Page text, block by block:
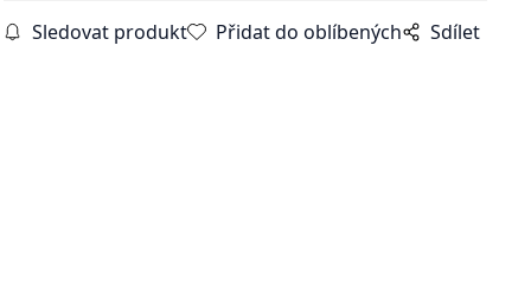
Sledovat produkt Přidat do oblíbených Sdílet